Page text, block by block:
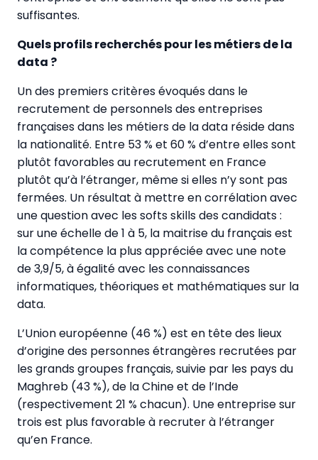
suffisantes.
Quels profils recherchés pour les métiers de la
data ?
Un des premiers critères évoqués dans le
recrutement de personnels des entreprises
françaises dans les métiers de la data réside dans
la nationalité. Entre 53 % et 60 % d’entre elles sont
plutôt favorables au recrutement en France
plutôt qu’à l’étranger, même si elles n’y sont pas
fermées. Un résultat à mettre en corrélation avec
une question avec les softs skills des candidats :
sur une échelle de 1 à 5, la maitrise du français est
la compétence la plus appréciée avec une note
de 3,9/5, à égalité avec les connaissances
informatiques, théoriques et mathématiques sur la
data.
L’Union européenne (46 %) est en tête des lieux
d’origine des personnes étrangères recrutées par
les grands groupes français, suivie par les pays du
Maghreb (43 %), de la Chine et de l’Inde
(respectivement 21 % chacun). Une entreprise sur
trois est plus favorable à recruter à l’étranger
qu’en France.